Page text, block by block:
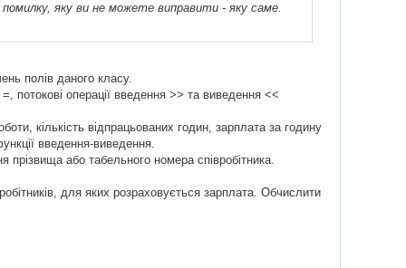
яку ви не можете виправити - яку саме.
полів даного класу.
потокові операції введення >> та виведення <<
кількість відпрацьованих годин, зарплата за годину
введення-виведення.
прізвища або табельного номера співробітника.
для яких розраховується зарплата. Обчислити